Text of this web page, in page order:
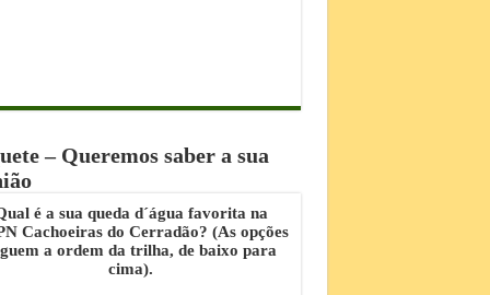
– Queremos saber a sua
é a sua queda d´água favorita na
Cachoeiras do Cerradão? (As opções
a ordem da trilha, de baixo para
cima).